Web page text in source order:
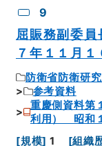
9
屈賑務副委
７年１１月１
防衛省防衛研
参考資料
重慶側資料第
利用） 昭和
[規模] 1 [組織